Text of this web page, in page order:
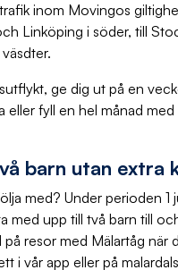
inom Movingos
Linköping i söder, till
ge dig ut på en
eller fyll en hel månad
barn utan extra
med? Under perioden 1
med upp till två barn till
på resor med Mälartåg när
i vår app eller på